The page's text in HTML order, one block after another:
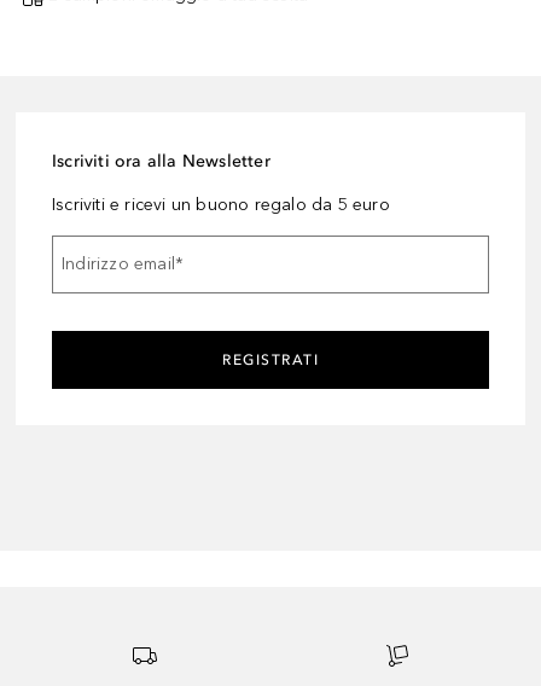
Iscriviti ora alla Newsletter
Iscriviti e ricevi un buono regalo da 5 euro
Indirizzo email*
REGISTRATI